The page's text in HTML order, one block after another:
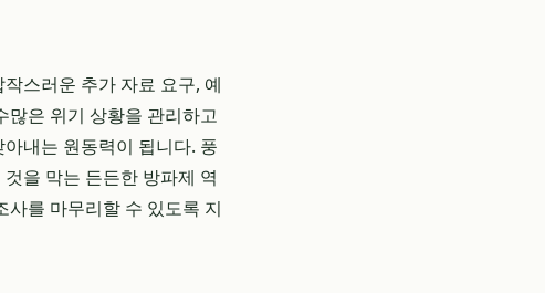
스러운 추가 자료 요구, 예
많은 위기 상황을 관리하고
내는 원동력이 됩니다. 풍
을 막는 든든한 방파제 역
를 마무리할 수 있도록 지